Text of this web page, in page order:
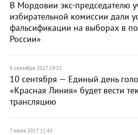
В Мордовии экс-председателю
избирательной комиссии дали
фальсификации на выборах в
России»
8 сентября 2017 19:15
10 сентября — Единый день
«Красная Линия» будет вести
трансляцию
7 июня 2017 11:45